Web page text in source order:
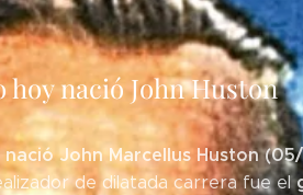
hoy nació John Huston
John Marcellus Huston
de dilatada carrera fue el